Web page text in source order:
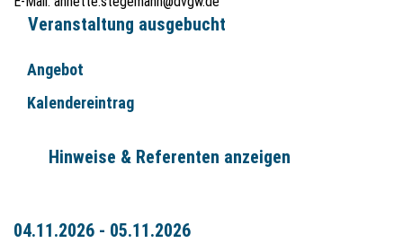
Veranstaltung ausgebucht
Angebot
Kalendereintrag
Hinweise & Referenten anzeigen
04.11.2026 - 05.11.2026